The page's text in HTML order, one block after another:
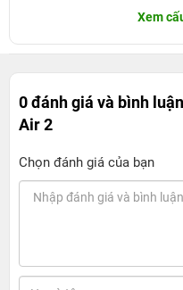
Xem
0 đánh giá và bình luận
Air 2
Chọn đánh giá của bạn